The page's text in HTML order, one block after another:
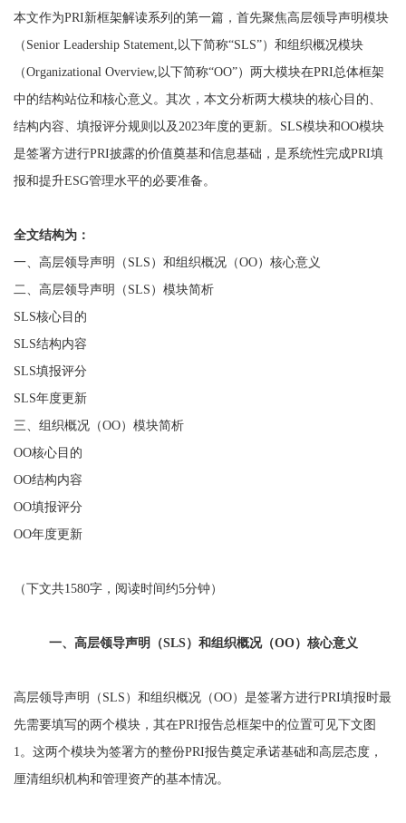
本文作为PRI新框架解读系列的第一篇，首先聚焦高层领导声明模块
（Senior Leadership Statement,以下简称“SLS”）和组织概况模块
（Organizational Overview,以下简称“OO”）两大模块在PRI总体框架
中的结构站位和核心意义。其次，本文分析两大模块的核心目的、
结构内容、填报评分规则以及2023年度的更新。SLS模块和OO模块
是签署方进行PRI披露的价值奠基和信息基础，是系统性完成PRI填
报和提升ESG管理水平的必要准备。
全文结构为：
一、高层领导声明（SLS）和组织概况（OO）核心意义
二、高层领导声明（SLS）模块简析
SLS核心目的
SLS结构内容
SLS填报评分
SLS年度更新
三、组织概况（OO）模块简析
OO核心目的
OO结构内容
OO填报评分
OO年度更新
（下文共1580字，阅读时间约5分钟）
一、高层领导声明（SLS）和组织概况（OO）核心意义
高层领导声明（SLS）和组织概况（OO）是签署方进行PRI填报时最
先需要填写的两个模块，其在PRI报告总框架中的位置可见下文图
1。这两个模块为签署方的整份PRI报告奠定承诺基础和高层态度，
厘清组织机构和管理资产的基本情况。